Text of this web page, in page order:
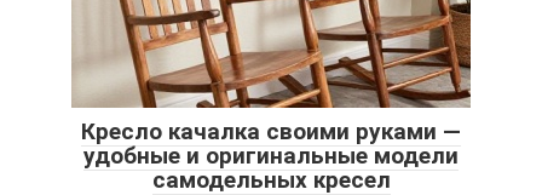
Кресло качалка своими руками —
удобные и оригинальные модели
самодельных кресел